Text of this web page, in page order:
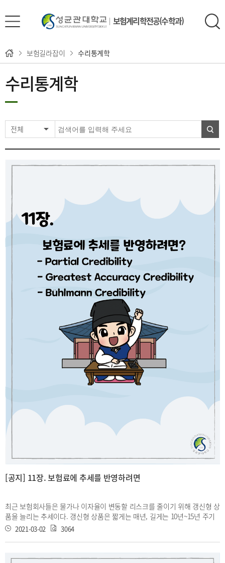
보험계리학전공(수학과)
보험길라잡이 수리통계학
수리통계학
전체
[공지] 11장. 보험료에 추세를 반영하려면
최근 보험회사들은 물가나 이자율이 변동할 리스크를 줄이기 위해 갱신형 상
품을 늘리는 추세이다. 갱신형 상품은 짧게는 매년, 길게는 10년~15년 주기
로 보험료를 갱신하는데, 이때 보험료는 어떤 근거로 바뀌게 될까? 암 최초
보험료를 정할 때 여전히 3년 전의 암진단율을 사용해도 괜찮을까? 기존의
2021-03-02 3064